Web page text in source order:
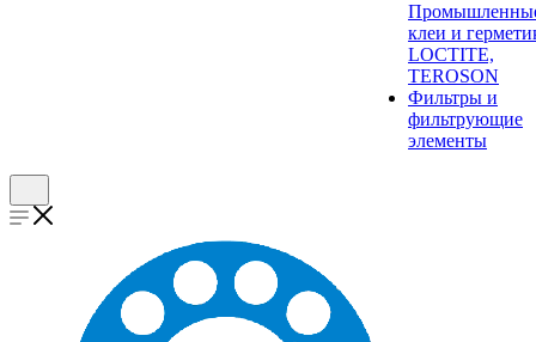
клеи и
LOCTITE,
TEROSON
Фильтры и
фильтрующие
элементы